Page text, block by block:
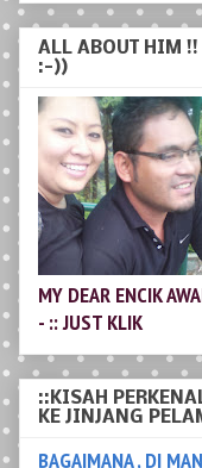
MY DEAR ENCIK
- :: JUST KLIK
::KISAH
KE JINJANG
BAGAIMANA , DI
MANA??